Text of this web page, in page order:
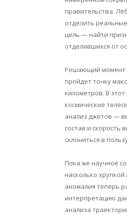
правительства.
отделить
цель — найти
отделившихся от
Решающий момент
пройдет точку
километров. В
космические
анализ джетов —
состав и скорость
склониться в
Пока же научное
насколько
аномалия теперь
интерпретацию
анализа